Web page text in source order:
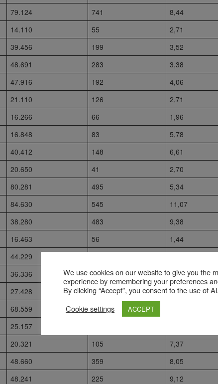
79.124 741
8,44
14.110 55
2,71
39.456 199
3,52
48.691 283
3,38
47.916 192
4,06
21.110 126
2,71
16.266 66
1,96
16.848 83
5,78
40.412 148
6,61
20.650 41
2,70
80.281 495
5,34
84.630 545
11,07
38.280 483
9,38
16.463 56
1,44
44.229
36.336 275
6,17
27.428 93
1,89
68.559 366
25.157
20.321 105
7,37
48.660 359
8,05
48.241 225
9,12
We use cookies on our website to give you the
experience by remembering your preferences
By clicking “Accept”, you consent to the use of
Cookie settings
ACCEPT